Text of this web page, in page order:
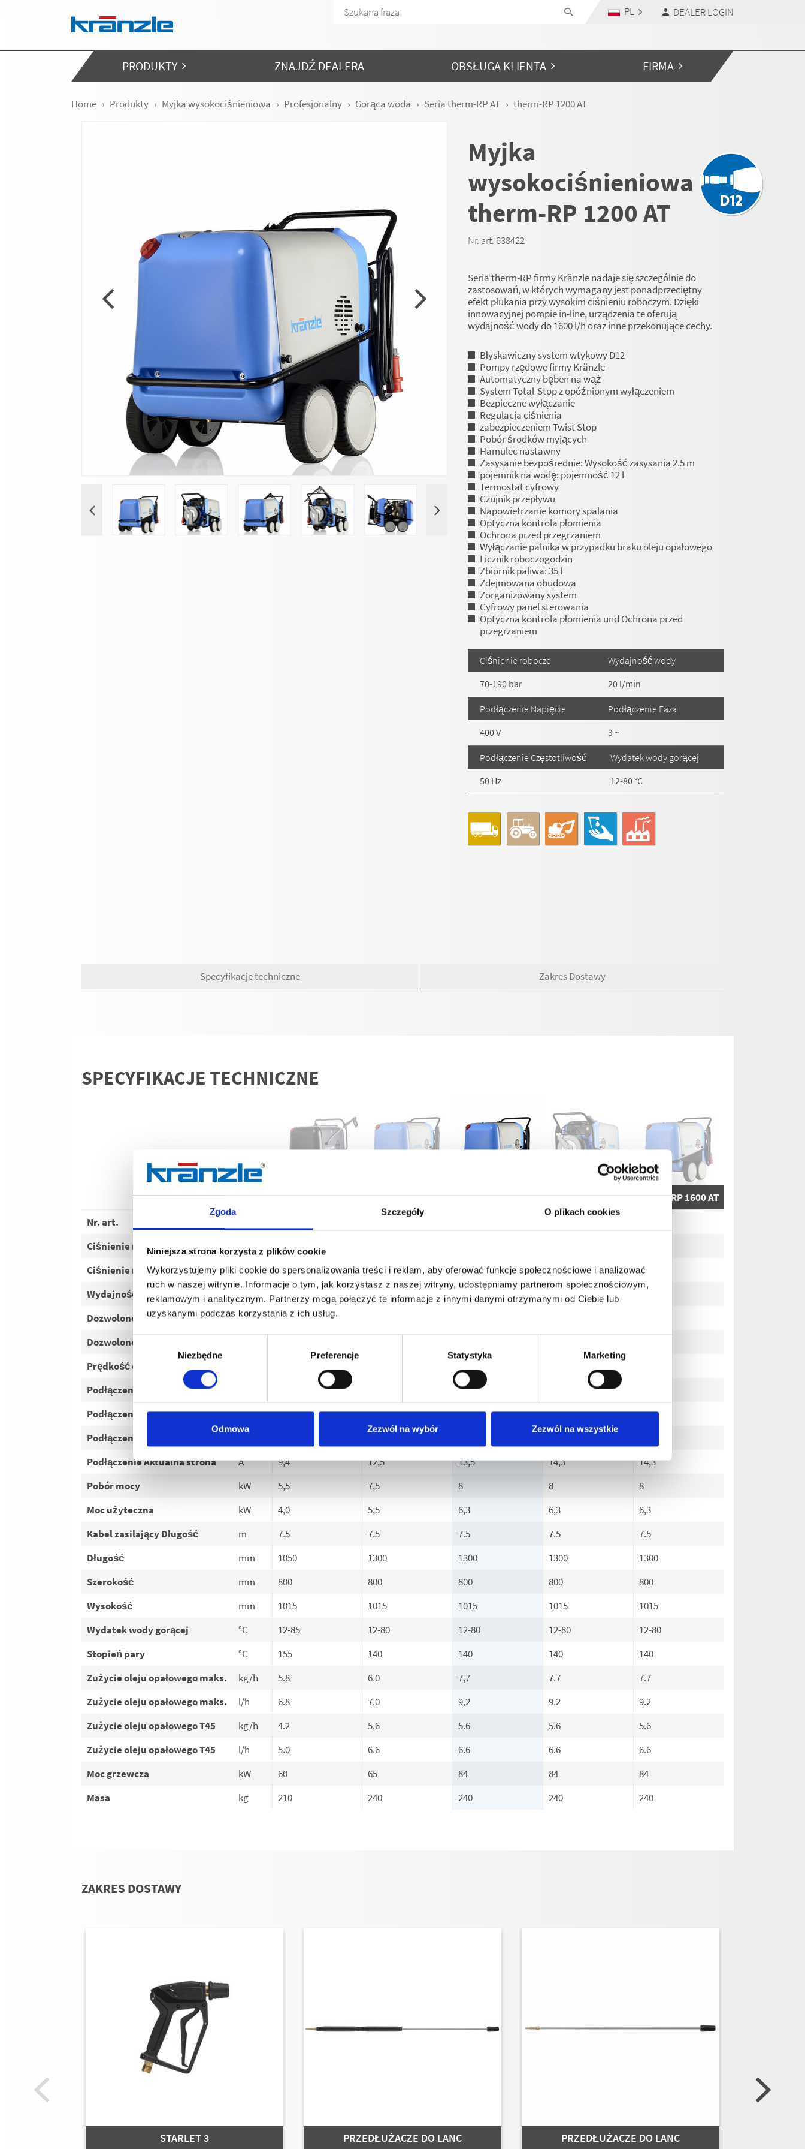
Zgoda Szczegóły O plikach cookies
Niniejsza strona korzysta z plików cookie
Wykorzystujemy pliki cookie do spersonalizowania treści i reklam, aby oferować funkcje społecznościowe i analizować
ruch w naszej witrynie. Informacje o tym, jak korzystasz z naszej witryny, udostępniamy partnerom społecznościowym,
reklamowym i analitycznym. Partnerzy mogą połączyć te informacje z innymi danymi otrzymanymi od Ciebie lub
uzyskanymi podczas korzystania z ich usług.
Wybór
Niezbędne Preferencje Statystyka Marketing
Odmowa Zezwól na wybór Zezwól na wszystkie
PL DEALER LOGIN
PRODUKTY ZNAJDŹ DEALERA OBSŁUGA KLIENTA FIRMA
Home Produkty Myjka wysokociśnieniowa Profesjonalny Gorąca woda Seria therm-RP AT therm-RP 1200 AT
Myjka
wysokociśnieniowa
therm-RP 1200 AT
Nr. art. 638422
Seria therm-RP firmy Kränzle nadaje się szczególnie do
zastosowań, w których wymagany jest ponadprzeciętny
efekt płukania przy wysokim ciśnieniu roboczym. Dzięki
innowacyjnej pompie in-line, urządzenia te oferują
wydajność wody do 1600 l/h oraz inne przekonujące cechy.
Błyskawiczny system wtykowy D12
Pompy rzędowe firmy Kränzle
Automatyczny bęben na wąż
System Total-Stop z opóźnionym wyłączeniem
Bezpieczne wyłączanie
Regulacja ciśnienia
zabezpieczeniem Twist Stop
Pobór środków myjących
Hamulec nastawny
Zasysanie bezpośrednie: Wysokość zasysania 2.5 m
pojemnik na wodę: pojemność 12 l
Termostat cyfrowy
Czujnik przepływu
Napowietrzanie komory spalania
Optyczna kontrola płomienia
Ochrona przed przegrzaniem
Wyłączanie palnika w przypadku braku oleju opałowego
Licznik roboczogodzin
Zbiornik paliwa: 35 l
Zdejmowana obudowa
Zorganizowany system
Cyfrowy panel sterowania
Optyczna kontrola płomienia und Ochrona przed
przegrzaniem
Ciśnienie robocze
70-190 bar
Wydajność wody
20 l/min
Podłączenie Napięcie
400 V
Podłączenie Faza
3 ~
Podłączenie Częstotliwość
50 Hz
Wydatek wody gorącej
12-80 °C
Specyfikacje techniczne Zakres Dostawy
SPECYFIKACJE TECHNICZNE
therm-RP 900 AT therm-RP 1000 AT therm-RP 1200 AT therm-RP 1400 AT
therm-RP 1600 AT
Nr. art.
Ciśnienie robocze
bar 70-170
Ciśnienie robocze
MPa 7-17 7-20 7-19 7-17
7-15
Wydajność wody
l/h 900 1000 1200 1400
Dozwolone nadciśnienie
bar 190
Dozwolone nadciśnienie
Prędkość obrotowa napędu
Podłączenie Napięcie
400
Podłączenie Faza
~ 3 3 3 3
3
Podłączenie Częstotliwość
Podłączenie Aktualna strona
A 9,4 12,5 13,5 14,3
14,3
Pobór mocy
kW 5,5 7,5 8 8
8
Moc użyteczna
kW 4,0 5,5 6,3 6,3
6,3
Kabel zasilający Długość
m 7.5 7.5 7.5 7.5
7.5
Długość
mm 1050 1300 1300 1300
1300
Szerokość
mm 800 800 800 800
800
Wysokość
mm 1015 1015 1015 1015
1015
Wydatek wody gorącej
°C 12-85 12-80 12-80 12-80
12-80
Stopień pary
°C 155 140 140 140
140
Zużycie oleju opałowego maks.
kg/h 5.8 6.0 7,7 7.7
7.7
Zużycie oleju opałowego maks.
l/h 6.8 7.0 9,2 9.2
9.2
Zużycie oleju opałowego T45
kg/h 4.2 5.6 5.6 5.6
5.6
Zużycie oleju opałowego T45
l/h 5.0 6.6 6.6 6.6
6.6
Moc grzewcza
kW 60 65 84 84
84
Masa
kg 210 240 240 240 240
ZAKRES DOSTAWY
STARLET 3 PRZEDŁUŻACZE DO LANC PRZEDŁUŻACZE DO LANC